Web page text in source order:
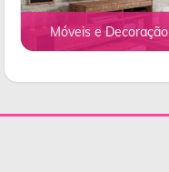
Móveis e Decoração